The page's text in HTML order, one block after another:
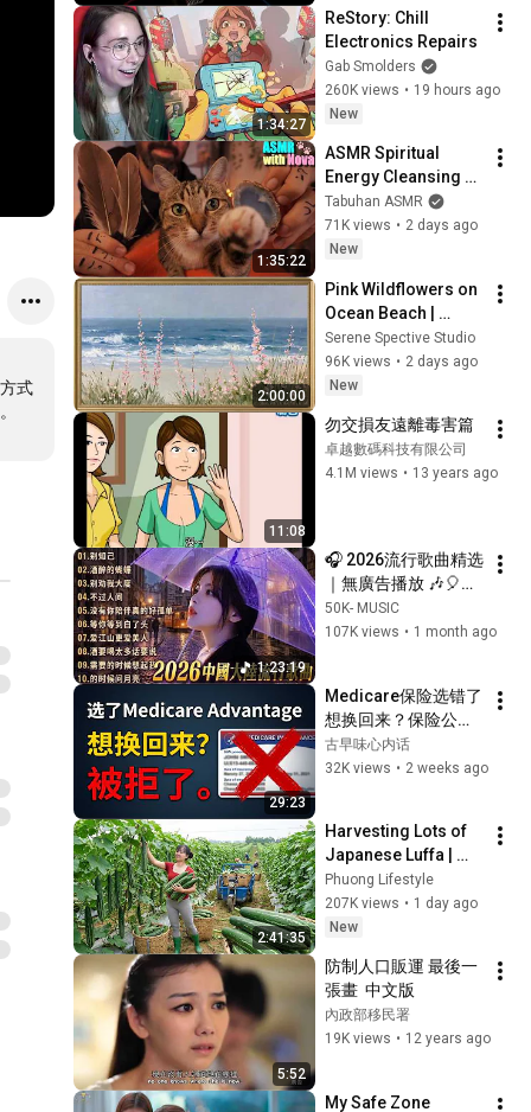
式
1:34:27
ReStory: Chill
Electronics Repairs
Gab Smolders
260K views • 19 hours ago
New
1:35:22
ASMR Spiritual
Energy Cleansing
with My Cat 🐾
Purring & Reiki for
Sleep & Stress
Tabuhan ASMR
71K views • 2 days ago
New
2:00:00
Pink Wildflowers on
Ocean Beach |
Vintage Coastal
Seascape Oil
Painting | 4K
Screensaver
Serene Spective Studio
96K views • 2 days ago
New
11:08
勿交損友遠離毒害篇
卓越數碼科技有限公司
4.1M views • 13 years ago
1:23:19
🎧 2026流行歌曲精选
｜無廣告播放 🎶🎈🎈
2026最新歌曲｜好听
的华语流行歌合集 🎈
Chinese Songs
2026.别知己 , 酒醉的
蝴蝶
50K- MUSIC
107K views • 1 month ago
29:23
Medicare保险选错了
想换回来？保险公司
可以直接拒绝你——华
人退休者必看
古早味心内话
32K views • 2 weeks ago
2:41:35
Harvesting Lots of
Japanese Luffa |
Taking Fresh Luffa
to the Countryside
Market
Phuong Lifestyle
207K views • 1 day ago
New
5:52
防制人口販運 最後一
張畫  中文版
內政部移民署
19K views • 12 years ago
My Safe Zone